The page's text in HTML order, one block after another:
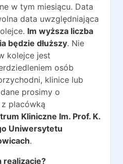
w tym miesiącu. Data
data uwzględniająca
Im wyższa liczba
będzie dłuższy. Nie
kolejce jest
osób
klinice lub
prosimy o
placówką
Kliniczne Im. Prof. K.
Uniwersytetu
.
realizacje?